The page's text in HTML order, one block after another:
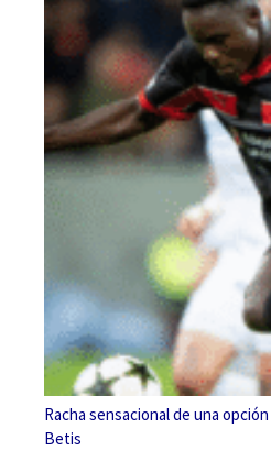
Racha sensacional de una
Betis